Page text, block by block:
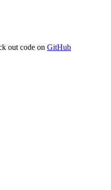
out code on GitHub